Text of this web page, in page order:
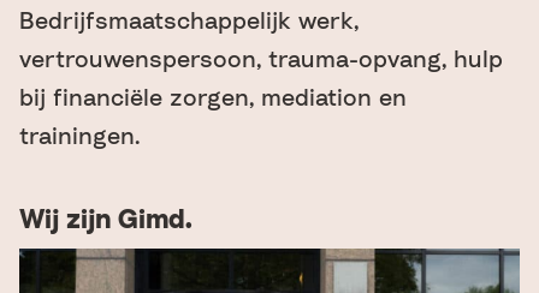
Bedrijfsmaatschappelijk werk,
vertrouwenspersoon, trauma-opvang, hulp
bij financiële zorgen, mediation en
trainingen.
Wij zijn Gimd.